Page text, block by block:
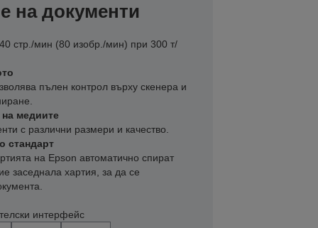
на документи
стр./мин (80 изобр./мин) при 300 т/
пълен контрол върху скенера и
медиите
с различни размери и качество.
стандарт
на Epson автоматично спират
заседнала хартия, за да се
интерфейс